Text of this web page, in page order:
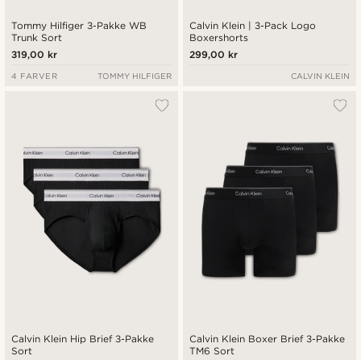
Tommy Hilfiger 3-Pakke WB
Trunk Sort
319,00 kr
4 FARVER TOMMY HILFIGER
Calvin Klein | 3-Pack Logo
Boxershorts
299,00 kr
CALVIN KLEIN
Calvin Klein Hip Brief 3-Pakke
Sort
Calvin Klein Boxer Brief 3-Pakke
TM6 Sort